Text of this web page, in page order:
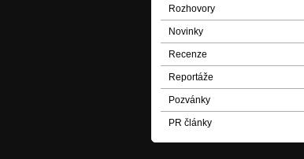
Rozhovory
Novinky
Recenze
Reportáže
Pozvánky
PR články